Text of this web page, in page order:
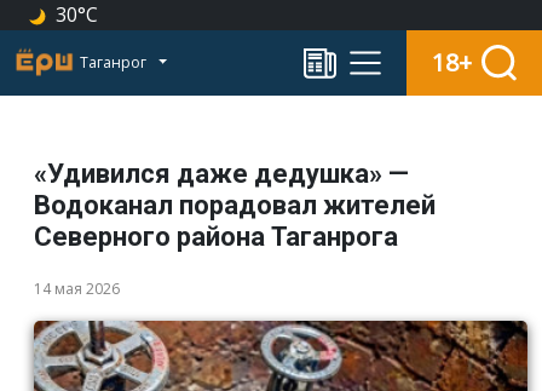
30°C
Таганрог 18+
«Удивился даже дедушка» —
Водоканал порадовал жителей
Северного района Таганрога
14 мая 2026